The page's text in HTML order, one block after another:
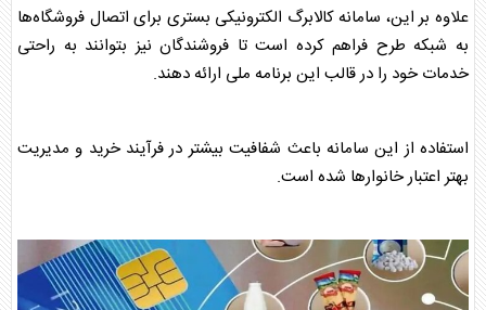
علاوه بر این، سامانهکالابرگ الکترونیکی بستری برای اتصال فروشگاه‌ها
به شبکه طرح فراهم کرده است تا فروشندگان نیز بتوانند به راحتی
خدمات خود را در قالب این برنامه ملی ارائه دهند.
استفاده از این سامانه باعث شفافیت بیشتر در فرآیند خرید و مدیریت
بهتر اعتبار خانوارها شده است.